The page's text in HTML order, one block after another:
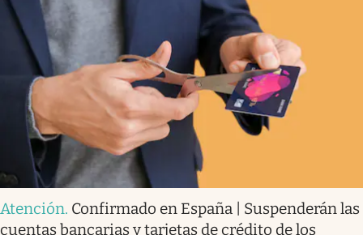
Atención. Confirmado en España | Suspenderán las
cuentas bancarias y tarjetas de crédito de los